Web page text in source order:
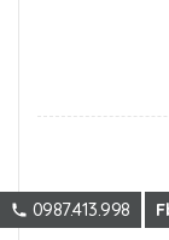
0987.413.998